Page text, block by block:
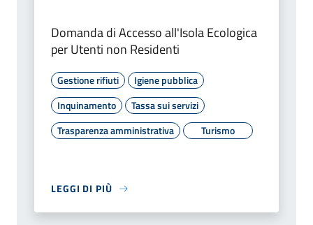
Domanda di Accesso all'Isola Ecologica
per Utenti non Residenti
Gestione rifiuti
Igiene pubblica
Inquinamento
Tassa sui servizi
Trasparenza amministrativa
Turismo
LEGGI DI PIÙ